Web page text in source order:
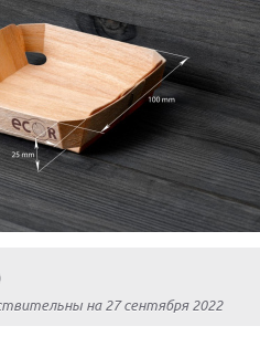
на 27 сентября 2022